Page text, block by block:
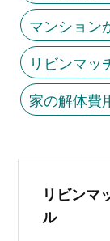
マンション
リビンマッ
家の解体費
リビンマ
ル